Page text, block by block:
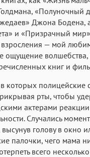
Джона Бодена,
и «Призрачный
взросления — мой
ощущение
книг и
которых
рты, чтобы
актерами
Случались
голову в окно
палочки, чего мама
всего